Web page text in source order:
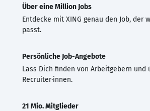
Über eine Million Jobs
Entdecke mit XING genau den Job, der
passt.
Persönliche Job-Angebote
Lass Dich finden von Arbeitgebern und
Recruiter·innen.
21 Mio. Mitglieder